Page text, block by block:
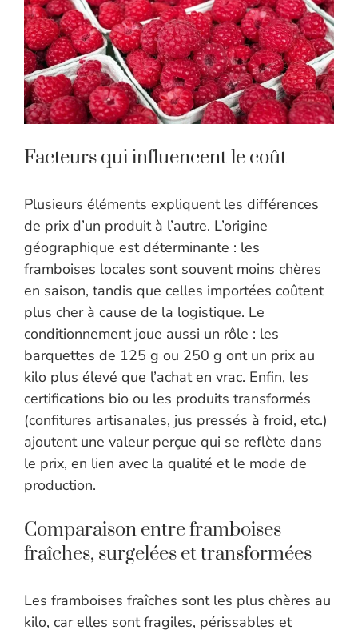
Facteurs qui influencent le coût
Plusieurs éléments expliquent les différences
de prix d’un produit à l’autre. L’origine
géographique est déterminante : les
framboises locales sont souvent moins chères
en saison, tandis que celles importées coûtent
plus cher à cause de la logistique. Le
conditionnement joue aussi un rôle : les
barquettes de 125 g ou 250 g ont un prix au
kilo plus élevé que l’achat en vrac. Enfin, les
certifications bio ou les produits transformés
(confitures artisanales, jus pressés à froid, etc.)
ajoutent une valeur perçue qui se reflète dans
le prix, en lien avec la qualité et le mode de
production.
Comparaison entre framboises
fraîches, surgelées et transformées
Les framboises fraîches sont les plus chères au
kilo, car elles sont fragiles, périssables et